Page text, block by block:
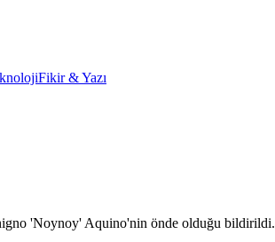
Fikir & Yazı
'Noynoy' Aquino'nin önde olduğu bildirildi.